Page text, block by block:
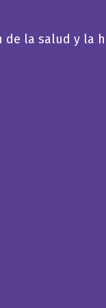
de la salud y la